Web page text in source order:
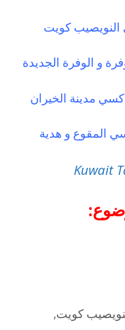
كويت
و الوفرة الجديدة
مدينة الخيران
المقوع و هدية
Kuwait
كويت,